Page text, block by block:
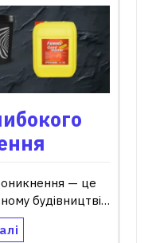
— це
будівництві…